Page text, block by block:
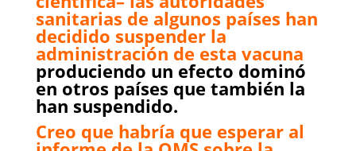
sanitarias de algunos países han
decidido suspender la
administración de esta vacuna
produciendo un efecto dominó
en otros países que también la
han suspendido.
Creo que habría que esperar al